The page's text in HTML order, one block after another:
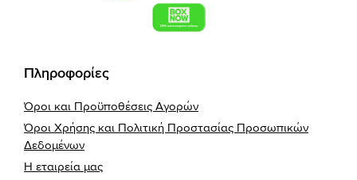
Πληροφορίες
Όροι και Προϋποθέσεις Αγορών
Όροι Χρήσης και Πολιτική Προστασίας Προσωπικών
Δεδομένων
Η εταιρεία μας